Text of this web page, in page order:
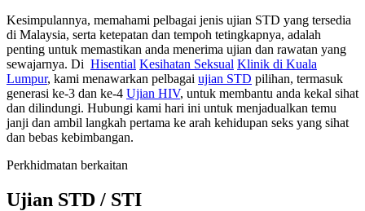
Kesimpulannya, memahami pelbagai jenis ujian STD yang tersedia
di Malaysia, serta ketepatan dan tempoh tetingkapnya, adalah
penting untuk memastikan anda menerima ujian dan rawatan yang
sewajarnya. Di Hisential Kesihatan Seksual Klinik di Kuala
Lumpur, kami menawarkan pelbagai ujian STD pilihan, termasuk
generasi ke-3 dan ke-4 Ujian HIV, untuk membantu anda kekal sihat
dan dilindungi. Hubungi kami hari ini untuk menjadualkan temu
janji dan ambil langkah pertama ke arah kehidupan seks yang sihat
dan bebas kebimbangan.
Perkhidmatan berkaitan
Ujian STD / STI